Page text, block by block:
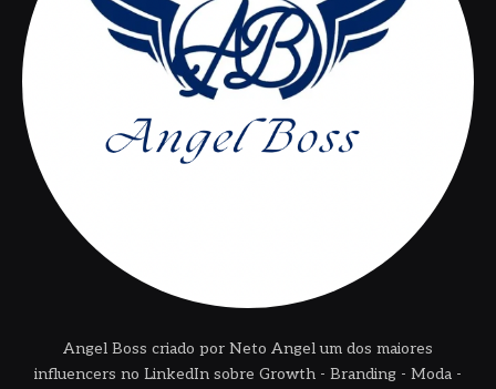
Angel Boss criado por Neto Angel um dos maiores
influencers no LinkedIn sobre Growth - Branding - Moda -